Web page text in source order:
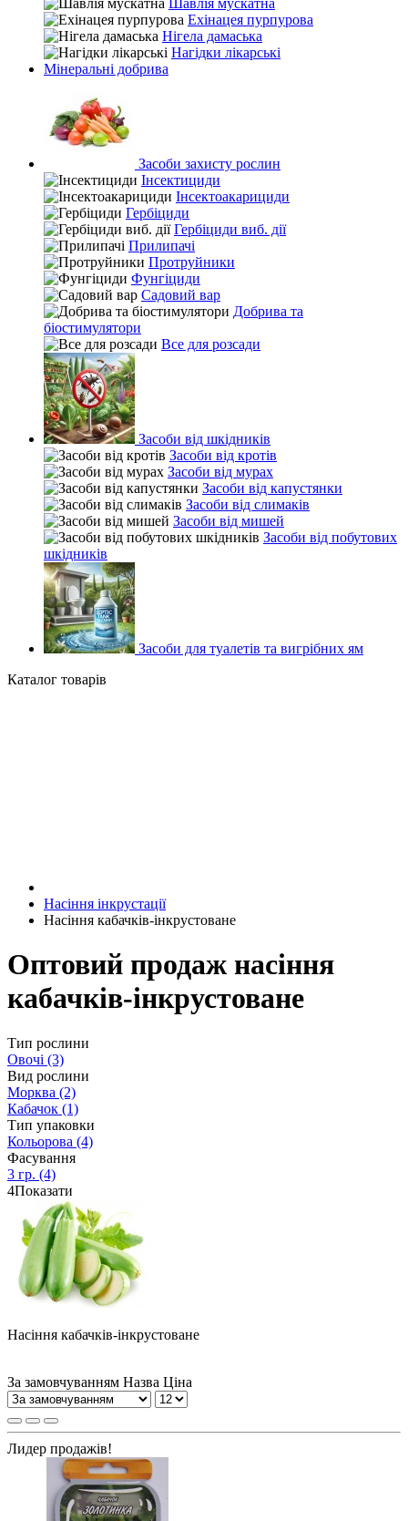
Шавлія мускатна
Ехінацея пурпурова
Нігела дамаська
Нагідки лікарські
Мінеральні добрива
Засоби захисту рослин
Інсектициди
Інсектоакарициди
Гербіциди
Гербіциди виб. дії
Прилипачі
Протруйники
Фунгіциди
Садовий вар
Добрива та
біостимулятори
Все для розсади
Засоби від шкідників
Засоби від кротів
Засоби від мурах
Засоби від капустянки
Засоби від слимаків
Засоби від мишей
Засоби від побутових
шкідників
Засоби для туалетів та вигрібних ям
Каталог товарів
Насіння інкрустації
Насіння кабачків-інкрустоване
Оптовий продаж насіння
кабачків-інкрустоване
Тип рослини
Овочі (3)
Вид рослини
Морква (2)
Кабачок (1)
Тип упаковки
Кольорова (4)
Фасування
3 гр. (4)
4Показати
Насіння кабачків-інкрустоване
За замовчуванням Назва Ціна
Лидер продажів!